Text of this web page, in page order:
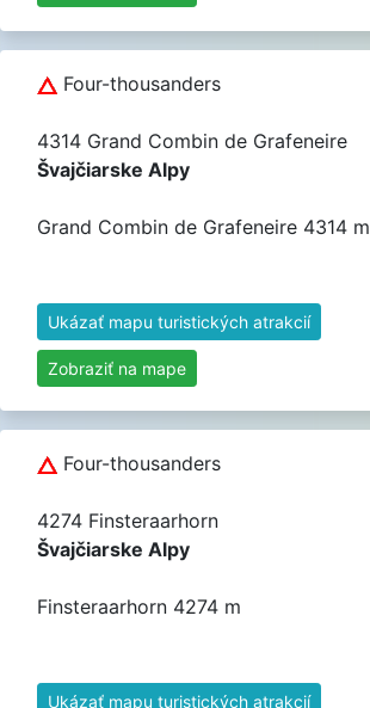
Four-thousanders
4314 Grand Combin de Grafeneire
Švajčiarske Alpy
Grand Combin de Grafeneire 4314 m
Ukázať mapu turistických atrakcií
Zobraziť na mape
Four-thousanders
4274 Finsteraarhorn
Švajčiarske Alpy
Finsteraarhorn 4274 m
Ukázať mapu turistických atrakcií